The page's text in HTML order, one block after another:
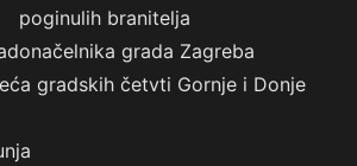
branitelja
grada Zagreba
gradskih četvti Gornje i Donje